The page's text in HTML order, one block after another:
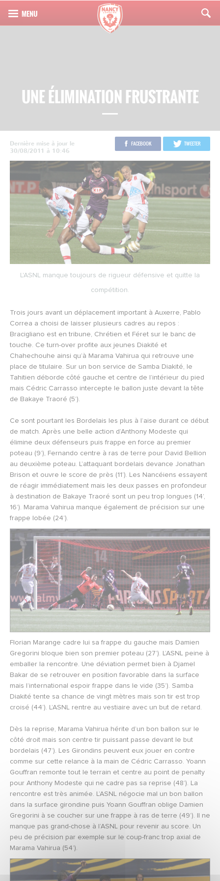
UNE ÉLIMINATION FRUSTRANTE
Dernière mise à jour le
30/08/2011 à 10:46
FACEBOOK TWEETER
L'ASNL manque toujours de rigueur défensive et quitte la
compétition.
Trois jours avant un déplacement important à Auxerre, Pablo
Correa a choisi de laisser plusieurs cadres au repos :
Bracigliano est en tribune, Chrétien et Féret sur le banc de
touche. Ce turn-over profite aux jeunes Diakité et
Chahechouhe ainsi qu’à Marama Vahirua qui retrouve une
place de titulaire. Sur un bon service de Samba Diakité, le
Tahitien déborde côté gauche et centre de l’intérieur du pied
mais Cédric Carrasso intercepte le ballon juste devant la tête
de Bakaye Traoré (5’).
Ce sont pourtant les Bordelais les plus à l’aise durant ce début
de match. Après une belle action d’Anthony Modeste qui
élimine deux défenseurs puis frappe en force au premier
poteau (9’), Fernando centre à ras de terre pour David Bellion
au deuxième poteau. L’attaquant bordelais devance Jonathan
Brison et ouvre le score de près (11’). Les Nancéiens essayent
de réagir immédiatement mais les deux passes en profondeur
à destination de Bakaye Traoré sont un peu trop longues (14’,
16’). Marama Vahirua manque également de précision sur une
frappe lobée (24’).
Florian Marange cadre lui sa frappe du gauche mais Damien
Gregorini bloque bien son premier poteau (27’). L’ASNL peine à
emballer la rencontre. Une déviation permet bien à Djamel
Bakar de se retrouver en position favorable dans la surface
mais l’international espoir frappe dans le vide (35’). Samba
Diakité tente sa chance de vingt mètres mais son tir est trop
croisé (44’). L’ASNL rentre au vestiaire avec un but de retard.
Dès la reprise, Marama Vahirua hérite d’un bon ballon sur le
côté droit mais son centre tir puissant passe devant le but
bordelais (47’). Les Girondins peuvent eux jouer en contre
comme sur cette relance à la main de Cédric Carrasso. Yoann
Gouffran remonte tout le terrain et centre au point de penalty
pour Anthony Modeste qui ne cadre pas sa reprise (48’). La
rencontre est très animée. L’ASNL négocie mal un bon ballon
dans la surface girondine puis Yoann Gouffran oblige Damien
Gregorini à se coucher sur une frappe à ras de terre (49’). Il ne
manque pas grand-chose à l’ASNL pour revenir au score. Un
peu de précision par exemple sur le coup-franc trop axial de
Marama Vahirua (54’).